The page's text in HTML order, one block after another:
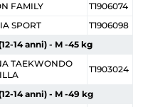
FAMILY
T1906074
SPORT
T1906098
14 anni) - M -45 kg
TAEKWONDO
T1903024
14 anni) - M -49 kg